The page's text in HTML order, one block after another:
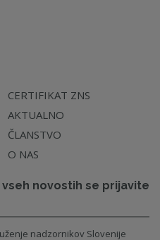
CERTIFIKAT ZNS
AKTUALNO
ČLANSTVO
O NAS
novostih se prijavite
nadzornikov Slovenije